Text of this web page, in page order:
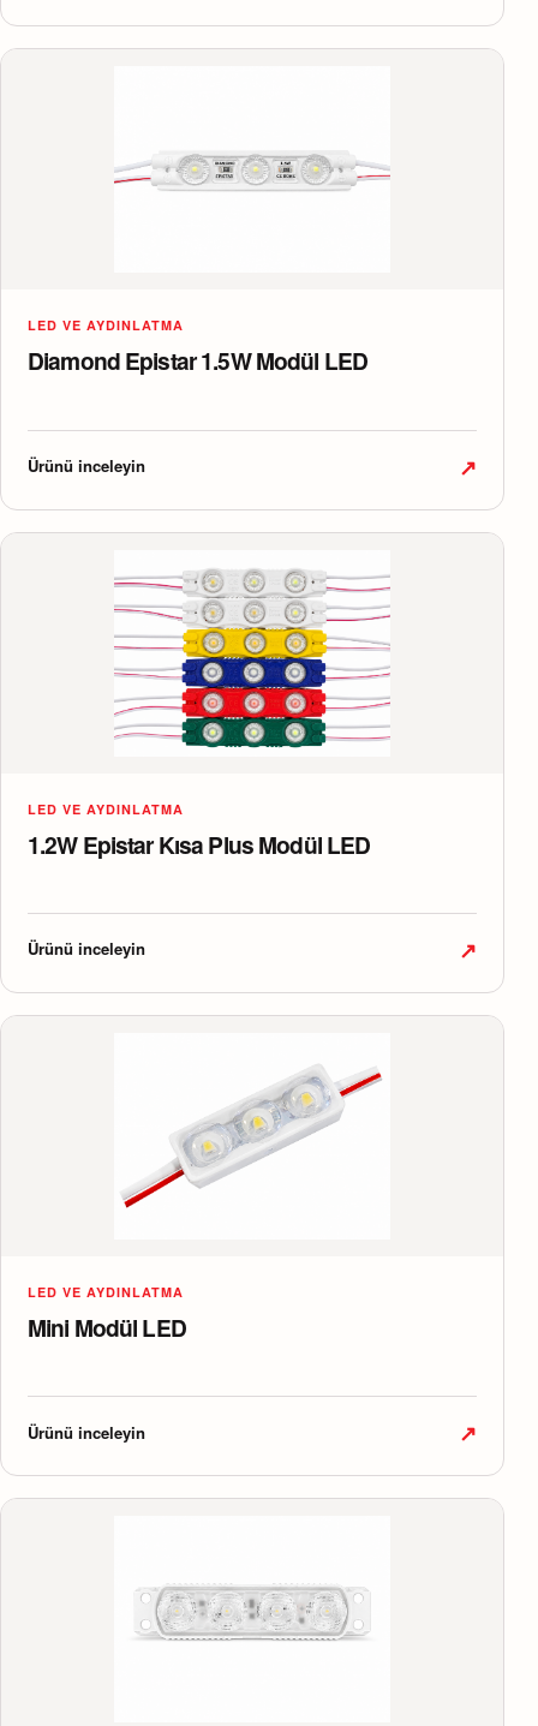
LED VE AYDINLATMA
Diamond Epistar 1.5W Modül LED
Ürünü inceleyin ↗
LED VE AYDINLATMA
1.2W Epistar Kısa Plus Modül LED
Ürünü inceleyin ↗
LED VE AYDINLATMA
Mini Modül LED
Ürünü inceleyin ↗